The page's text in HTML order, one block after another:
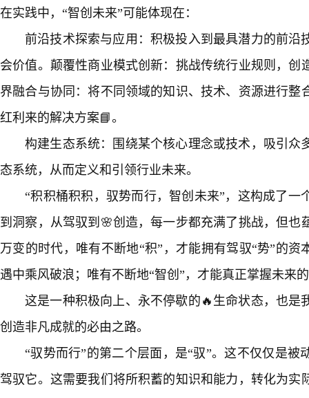
在实践中，“智创未来”可能体现在：
前沿技术探索与应用：积极投入到最具潜力的前沿
会价值。颠覆性商业模式创新：挑战传统行业规则，创
界融合与协同：将不同领域的知识、技术、资源进行整
红利来的解决方案📘。
构建生态系统：围绕某个核心理念或技术，吸引众
态系统，从而定义和引领行业未来。
“积积桶积积，驭势而行，智创未来”，这构成了一
到洞察，从驾驭到🌸创造，每一步都充满了挑战，但也
万变的时代，唯有不断地“积”，才能拥有驾驭“势”的资
遇中乘风破浪；唯有不断地“智创”，才能真正掌握未来
这是一种积极向上、永不停歇的🔥生命状态，也是
创造非凡成就的必由之路。
“驭势而行”的第二个层面，是“驭”。这不仅仅是被
驾驭它。这需要我们将所积蓄的知识和能力，转化为实